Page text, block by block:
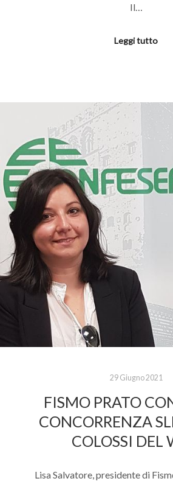
Il…
Leggi tutto
29 Giugno 2021
FISMO PRATO
CONCORRENZA
COLOSSI DEL
Lisa Salvatore, presidente di